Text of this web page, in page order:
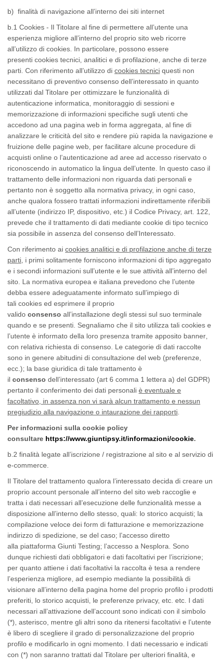
b) finalità di navigazione all’interno dei siti internet
b.1 Cookies - Il Titolare al fine di permettere all’utente una
esperienza migliore all’interno del proprio sito web ricorre
all’utilizzo di cookies . In particolare, possono essere
presenti cookies tecnici, analitici e di profilazione, anche di terze
parti. Con riferimento all’utilizzo di cookies tecnici questi non
necessitano di preventivo consenso dell’interessato in quanto
utilizzati dal Titolare per ottimizzare le funzionalità di
autenticazione informatica, monitoraggio di sessioni e
memorizzazione di informazioni specifiche sugli utenti che
accedono ad una pagina web in forma aggregata, al fine di
analizzare le criticità del sito e rendere più rapida la navigazione e
fruizione delle pagine web, per facilitare alcune procedure di
acquisti online o l’autenticazione ad aree ad accesso riservato o
riconoscendo in automatico la lingua dell’utente. In questo caso il
trattamento delle informazioni non riguarda dati personali e
pertanto non è soggetto alla normativa privacy, in ogni caso,
anche qualora fossero trattati informazioni indirettamente riferibili
all’utente (indirizzo IP, dispositivo, etc.) il Codice Privacy, art. 122,
prevede che il trattamento di dati mediante cookie di tipo tecnico
sia possibile in assenza del consenso dell’Interessato.
Con riferimento ai cookies analitici e di profilazione anche di terze
parti , i primi solitamente forniscono informazioni di tipo aggregato
e i secondi informazioni sull’utente e le sue attività all’interno del
sito. La normativa europea e italiana prevedono che l’utente
debba essere adeguatamente informato sull’impiego di
tali cookies ed esprimere il proprio
valido consenso all’installazione degli stessi sul suo terminale
quando e se presenti. Segnaliamo che il sito utilizza tali cookies e
l’utente è informato della loro presenza tramite apposito banner
con relativa richiesta di consenso. Le categorie di dati raccolte
sono in genere abitudini di consultazione del web (preferenze,
ecc .); la base giuridica di tale trattamento è
il consenso dell’interessato (art 6 comma 1 lettera a) del GDPR)
pertanto il conferimento dei dati personali è eventuale e
facoltativo, in assenza non vi sarà alcun trattamento e nessun
pregiudizio alla navigazione o intaurazione dei rapporti
Per informazioni sulla cookie policy
consultare https://www.giuntipsy.it/informazioni/cookie.
b.2 finalità legate all’iscrizione / registrazione al sito e al servizio di
e-commerce.
Il Titolare del trattamento qualora l’interessato decida di creare un
proprio account personale all’interno del sito web raccoglie e
tratta i dati necessari all’esecuzione delle funzionalità messe a
disposizione all’interno dello stesso, quali: lo storico acquisti; la
compilazione veloce dei form di fatturazione e memorizzazione
indirizzo di spedizione, se del caso; l’accesso diretto
alla piattaforma Giunti Testing; l’accesso a Nesplora. Sono
dunque richiesti dati obbligatori e dati facoltativi per l’iscrizione;
per quanto attiene i dati facoltativi la raccolta è tesa a rendere
l’esperienza migliore, ad esempio mediante la possibilità di
visionare all’interno della pagina home del proprio profilo i prodotti
preferiti, lo storico acquisti, le preferenze privacy, etc. etc. I dati
necessari all’attivazione dell’account sono indicati con il simbolo
(*), asterisco, mentre gli altri sono da ritenersi facoltativi e l’utente
è libero di scegliere il grado di personalizzazione del proprio
profilo e modificarlo in ogni momento. I dati necessario e indicati
con (*) non saranno trattati dal Titolare per ulteriori finalità, e